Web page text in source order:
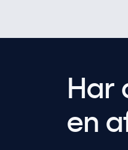
Har
en